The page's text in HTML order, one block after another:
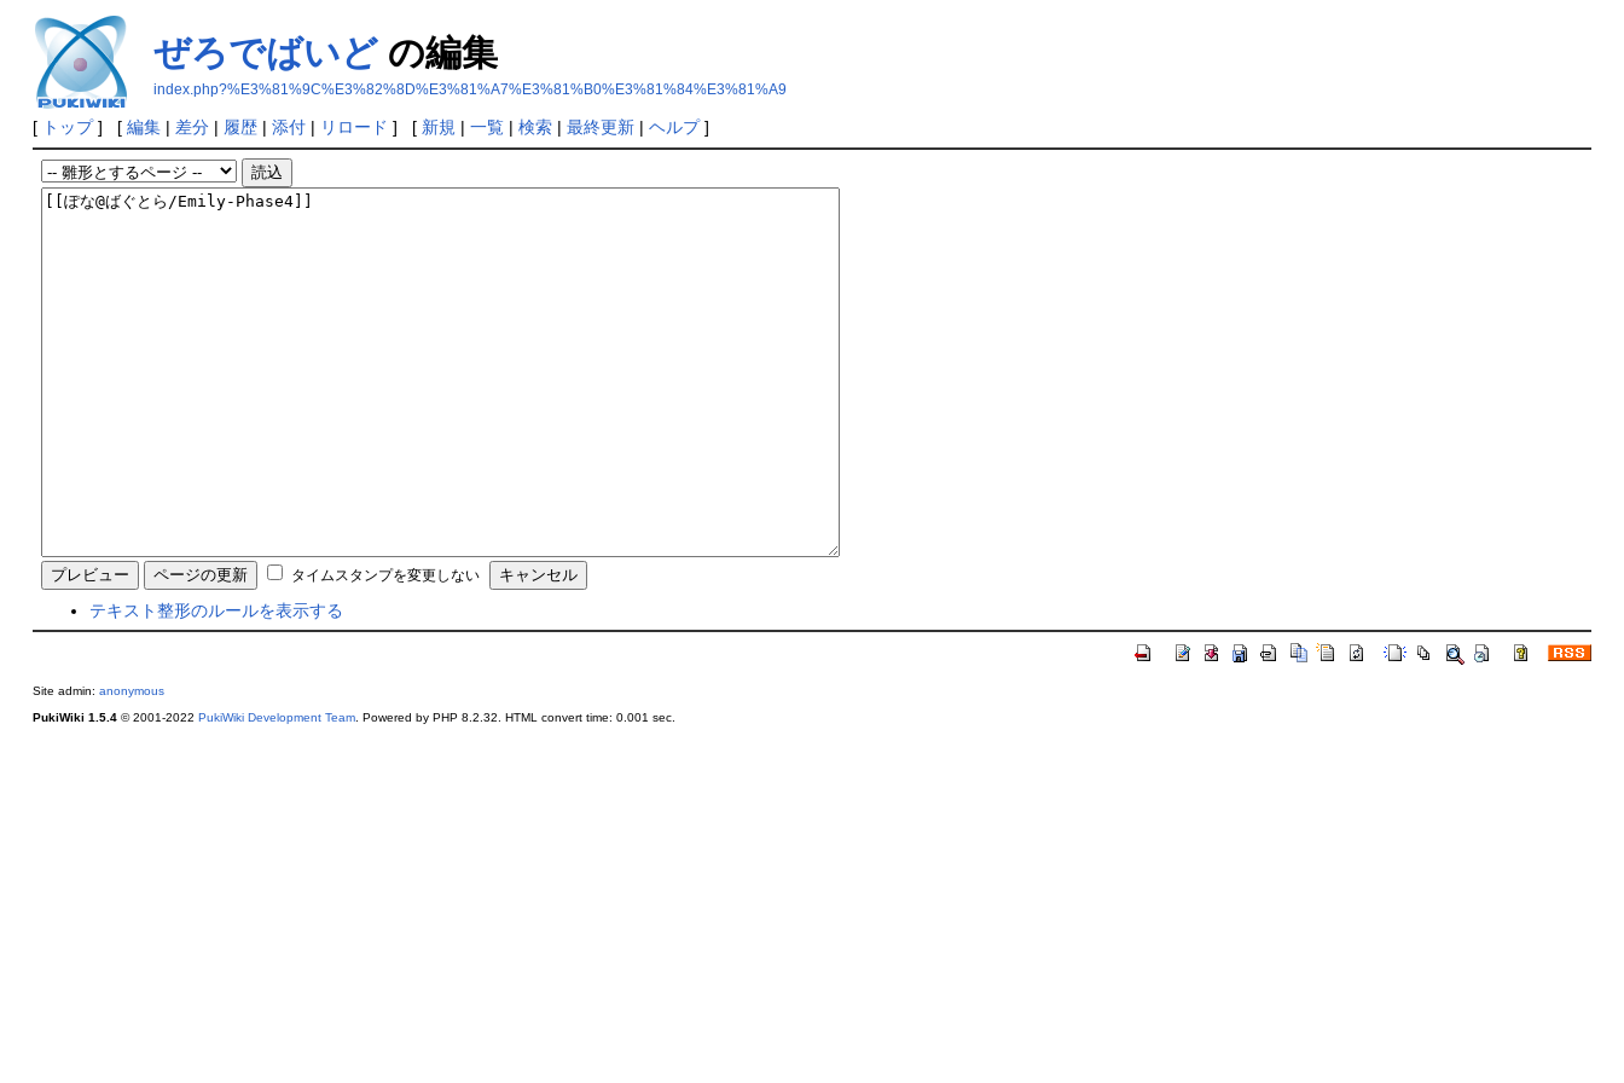
ぜろでばいどの編集
index.php?%E3%81%9C%E3%82%8D%E3%81%A7%E3%81%B0%E3%81%84%E3%81%A9
[ トップ] [ 編集| 差分| 履歴| 添付| リロード ] [ 新規 | 一覧| 検索| 最終更新| ヘルプ]
タイムスタンプを変更しない
テキスト整形のルールを表示する
Site admin: anonymous
PukiWiki 1.5.4© 2001-2022 PukiWiki Development Team. Powered by PHP 8.2.32. HTML convert time: 0.001 sec.